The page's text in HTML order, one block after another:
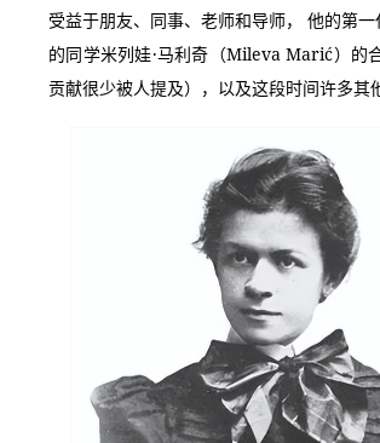
受益于朋友、同事、老师和导师， 他的第
的同学米列娃·马利奇（Mileva Marić）的
贡献很少被人提及），以及这段时间许多其